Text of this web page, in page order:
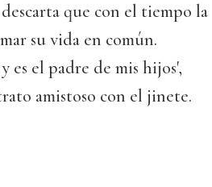
que con el tiempo la
su vida en común.
es el padre de mis hijos',
amistoso con el jinete.